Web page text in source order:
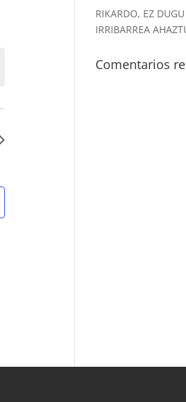
RIKARDO, EZ
IRRIBARREA
Comentarios